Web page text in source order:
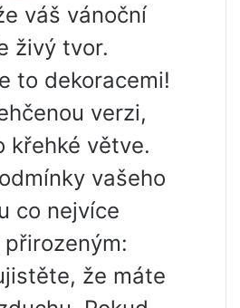
váš vánoční
živý tvor.
to dekoracemi!
verzi,
křehké větve.
vašeho
co nejvíce
že máte